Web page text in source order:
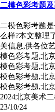
模色彩考题
模色彩考题
样?本文整理
信息,供各位
2024北京美术
10/24